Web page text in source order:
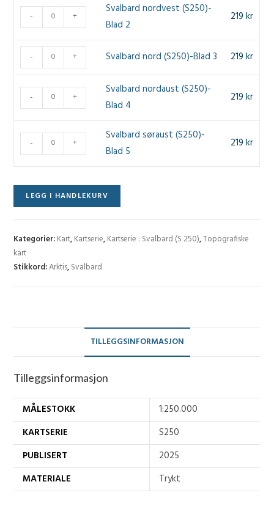
1
antall
nordvest
(S250)-
Blad
antall
- +
Svalbard nordvest (S250)-
Blad 2
219kr
nord
(S250)-
Blad
antall
- + Svalbard nord (S250)-Blad 3 219kr
nordaust
4
- +
Svalbard nordaust (S250)-
Blad 4
219kr
søraust
Blad
- +
Svalbard søraust (S250)-
Blad 5
219kr
LEGG I HANDLEKURV
Kategorier:Kart,Kartserie,Kartserie : Svalbard (S 250),Topografiske
kart
Stikkord:Arktis,Svalbard
TILLEGGSINFORMASJON
Tilleggsinformasjon
MÅLESTOKK
1:250.000
KARTSERIE
S250
PUBLISERT
2025
MATERIALE
Trykt